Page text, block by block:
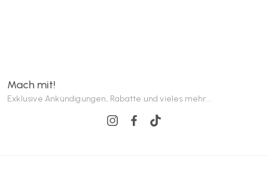
Mach mit!
Exklusive Ankündigungen, Rabatte und vieles mehr...